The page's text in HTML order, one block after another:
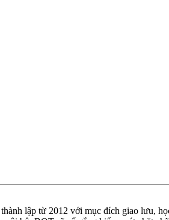
lập từ 2012 với mục đích giao lưu,